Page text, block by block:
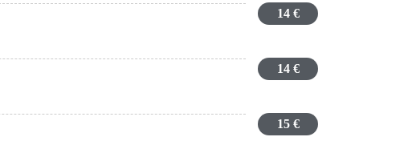
14 €
14 €
15 €